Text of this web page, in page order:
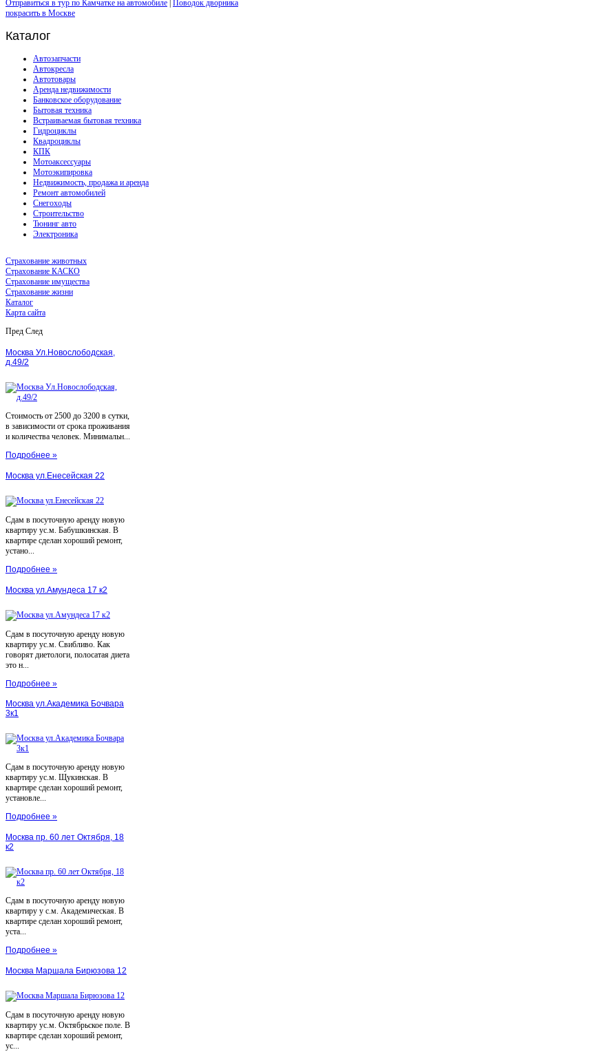
Отправиться в тур по Камчатке на автомобиле Поводок дворника
покрасить в Москве
Каталог
Автозапчасти
Автокресла
Автотовары
Аренда недвижимости
Банковское оборудование
Бытовая техника
Встраиваемая бытовая техника
Гидроциклы
Квадроциклы
КПК
Мотоаксессуары
Мотоэкипировка
Недвижимость, продажа и аренда
Ремонт автомобилей
Снегоходы
Строительство
Тюнинг авто
Электроника
Страхование животных
Страхование КАСКО
Страхование имущества
Страхование жизни
Каталог
Карта сайта
Пред След
Москва Ул.Новослободская,
д.49/2
Стоимость от 2500 до 3200 в сутки,
в зависимости от срока проживания
и количества человек. Минимальн...
Подробнее »
Москва ул.Енесейская 22
Сдам в посуточную аренду новую
квартиру ус.м. Бабушкинская. В
квартире сделан хороший ремонт,
устано...
Подробнее »
Москва ул.Амундеса 17 к2
Сдам в посуточную аренду новую
квартиру ус.м. Свибливо. Как
говорят диетологи, полосатая диета
это н...
Подробнее »
Москва ул.Академика Бочвара
3к1
Сдам в посуточную аренду новую
квартиру ус.м. Щукинская. В
квартире сделан хороший ремонт,
установле...
Подробнее »
Москва пр. 60 лет Октября, 18
к2
Сдам в посуточную аренду новую
квартиру у с.м. Академическая. В
квартире сделан хороший ремонт,
уста...
Подробнее »
Москва Маршала Бирюзова 12
Сдам в посуточную аренду новую
квартиру ус.м. Октябрьское поле. В
квартире сделан хороший ремонт,
ус...